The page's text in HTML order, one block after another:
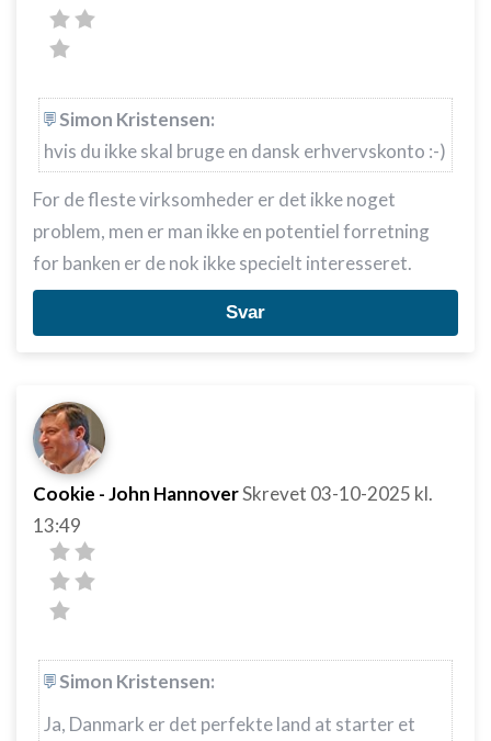
Simon Kristensen:
hvis du ikke skal bruge en dansk erhvervskonto :-)
For de fleste virksomheder er det ikke noget
problem, men er man ikke en potentiel forretning
for banken er de nok ikke specielt interesseret.
Svar
Cookie - John HannoverSkrevet 03-10-2025 kl.
13:49
Simon Kristensen:
Ja, Danmark er det perfekte land at starter et